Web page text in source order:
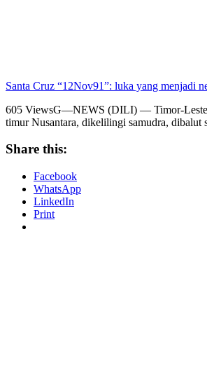
Santa Cruz “12Nov91”: luka yang menjadi
605 ViewsG—NEWS (DILI) — Timor-
timur Nusantara, dikelilingi samudra, dibalut
Share this:
Facebook
WhatsApp
LinkedIn
Print